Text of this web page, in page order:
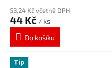
53,24 Kč včetně DPH
44 Kč / ks
Do košíku
Tip